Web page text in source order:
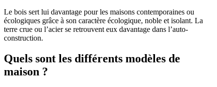
Le bois sert lui davantage pour les maisons contemporaines ou
écologiques grâce à son caractère écologique, noble et isolant. La
terre crue ou l’acier se retrouvent eux davantage dans l’auto-
construction.
Quels sont les différents modèles de
maison ?